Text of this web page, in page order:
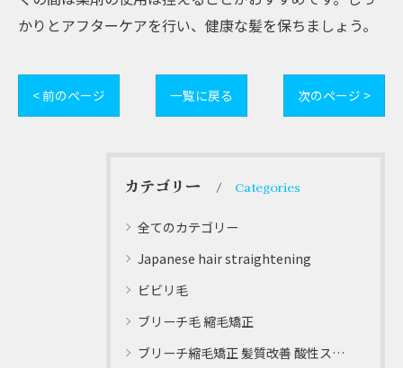
かりとアフターケアを行い、健康な髪を保ちましょう。
< 前のページ 一覧に戻る 次のページ >
カテゴリー Categories
全てのカテゴリー
Japanese hair straightening
ビビリ毛
ブリーチ毛 縮毛矯正
ブリーチ縮毛矯正 髪質改善 酸性ストレート